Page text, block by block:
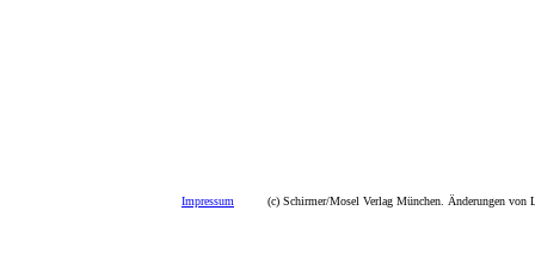
Impressum (c) Schirmer/Mosel Verlag München. Änderungen von